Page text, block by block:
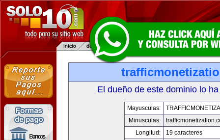
El dueño de este dominio lo
Mayusculas:
Minusculas:
Longitud:
19 caracteres